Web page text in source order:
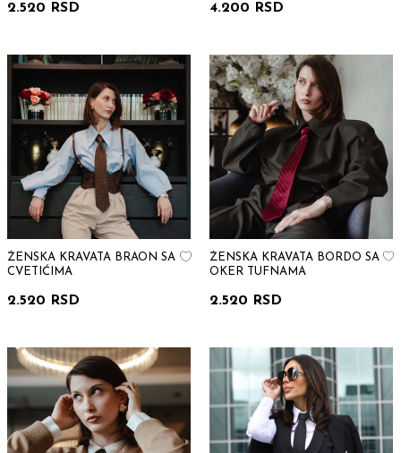
2.520 RSD 4.200 RSD
ŽENSKA KRAVATA BRAON SA
CVETIĆIMA
2.520 RSD
ŽENSKA KRAVATA BORDO SA
OKER TUFNAMA
2.520 RSD